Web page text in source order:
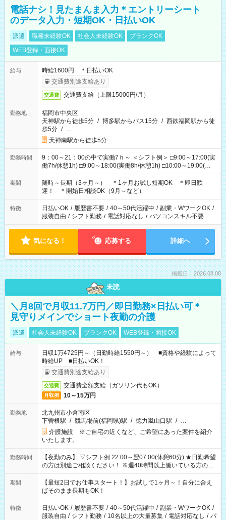
電話ナシ！見たまんま入力＊エントリーシート
のデータ入力・短期OK・日払いOK
派遣 職種未経験OK 社会人未経験OK
ブランクOK
WEB登録・面接OK
給与
時給1600円 ＊日払いOK
交通費別途支給あり
交通費 交通費支給（上限15000円/月）
勤務地
福岡市中央区
天神駅から徒歩5分 / 博多駅からバス15分 / 西鉄福岡駅から徒
歩5分 / …
天神南駅から徒歩5分
勤務時間
9：00～21：00の中で実働7ｈ～ ＜シフト例＞ □9:00～17:00(実
働7h/休憩1h) □9:00～18:00(実働8h/休憩1h) □10:00～19:00(実
働8h/休憩1h) □11:00～20:00(実働8h/休憩1h) □12:00～20:00(実
働7h/休憩1h) □12:00～21:00(実働7h/休憩1h) ＊固定OK ＊選べ
る時間帯！
期間
随時～長期（3ヶ月～） ＊1ヶ月お試し短期OK ＊即日歓
迎！ ＊開始日相談OK（9月～など）
特徴 日払いOK / 履歴書不要 / 40～50代活躍中 / 副業・WワークOK /
服装自由 / シフト勤務 / 電話対応なし / パソコンスキル不要
気になる！ 応募する 詳細へ
掲載日：2026.08.08
未読
＼月8回で月収11.7万円／即日勤務×日払い可＊
見守りメインでショート夜勤の介護
派遣 社会人未経験OK ブランクOK WEB登録・面接OK
給与
日収1万4725円～（日勤時給1550円～） ■資格や経験によって
時給UP ■日払いOK！
交通費別途支給あり
交通費 交通費全額支給（ガソリン代もOK）
月収例 10～15万円
勤務地
北九州市小倉南区
下曽根駅 / 競馬場前(福岡県)駅 / 徳力嵐山口駅 / …
介護施設 ※ご自宅の近くなど、ご希望にあった案件を紹介
いたします。
勤務時間
【夜勤のみ】 ▽シフト例 22:00～翌07:00(休憩60分) ★日勤希望
の方は別途ご相談ください！ ※週40時間以上働いている方のW
ワークはNG
期間
【最短2日でお仕事スタート！】お試しで1ヶ月～！自分に合え
ばそのまま長期もOK！
特徴 日払いOK / 履歴書不要 / 40～50代活躍中 / 副業・WワークOK /
服装自由 / シフト勤務 / 10名以上の大量募集 / 電話対応なし / パ